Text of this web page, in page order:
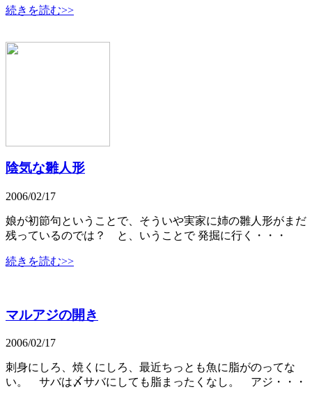
続きを読む>>
陰気な雛人形
2006/02/17
娘が初節句ということで、そういや実家に姉の雛人形がまだ
残っているのでは？ と、いうことで 発掘に行く・・・
続きを読む>>
マルアジの開き
2006/02/17
刺身にしろ、焼くにしろ、最近ちっとも魚に脂がのってな
い。 サバは〆サバにしても脂まったくなし。 アジ・・・